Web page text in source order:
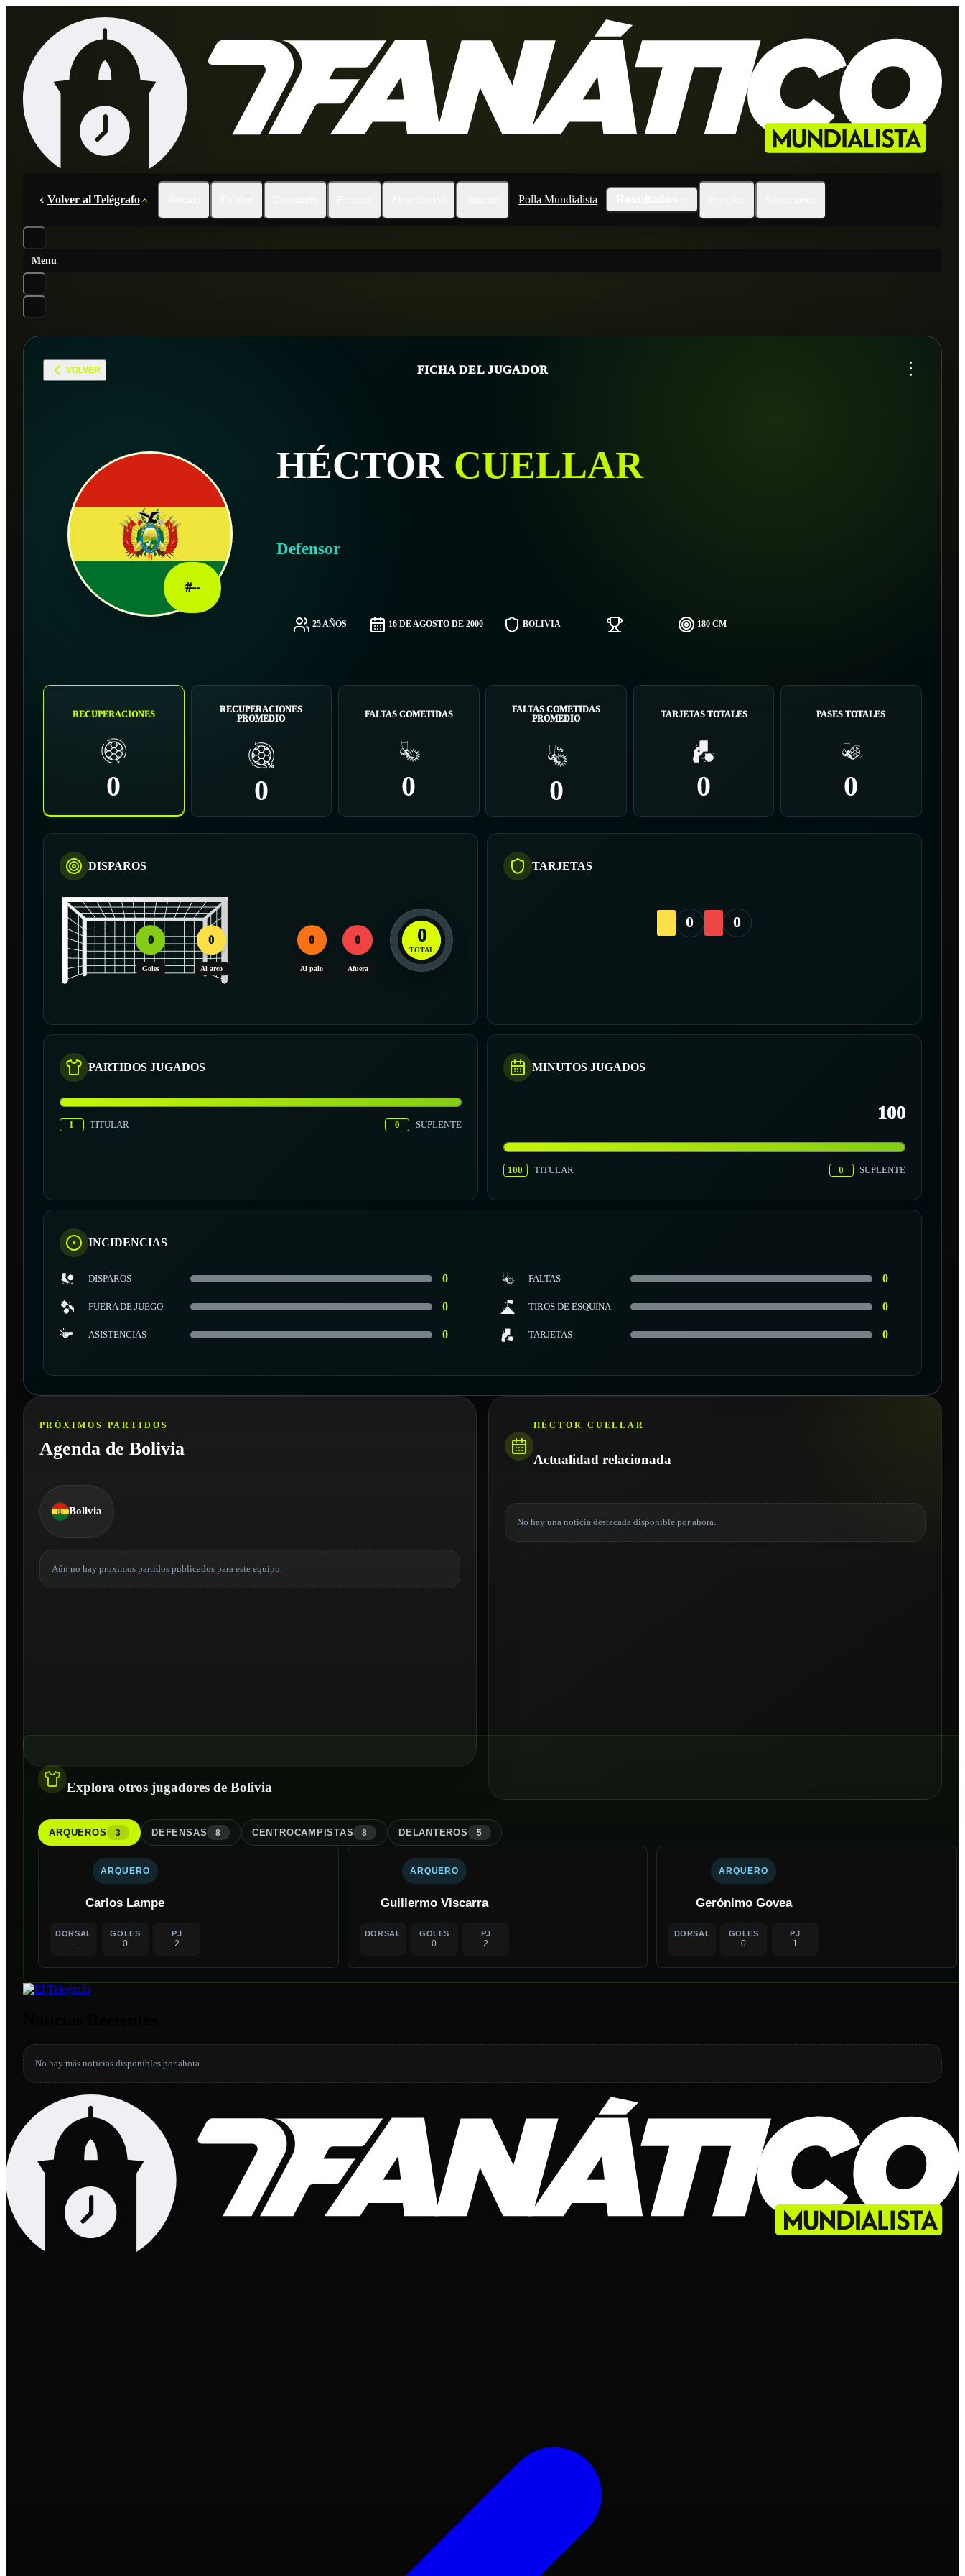
Volver al Telégrafo Polla Mundialista
Menu
VOLVER FICHA DEL JUGADOR ...
#--
HÉCTOR CUELLAR
Defensor
25 AÑOS 16 DE AGOSTO DE 2000 BOLIVIA - 180 CM
RECUPERACIONES
0
RECUPERACIONES
PROMEDIO
0
FALTAS COMETIDAS
0
FALTAS COMETIDAS
PROMEDIO
0
TARJETAS TOTALES
0
PASES TOTALES
0
DISPAROS
0
Goles
0
Al arco
0
Al palo
0
Afuera
0
TOTAL
TARJETAS
0 0
PARTIDOS JUGADOS
1 TITULAR 0 SUPLENTE
MINUTOS JUGADOS
100
100 TITULAR 0 SUPLENTE
INCIDENCIAS
DISPAROS 0 FALTAS 0
FUERA DE JUEGO 0 TIROS DE ESQUINA 0
ASISTENCIAS 0 TARJETAS 0
PRÓXIMOS PARTIDOS
Agenda de Bolivia
Bolivia
Aún no hay proximos partidos publicados para este equipo.
HÉCTOR CUELLAR
Actualidad relacionada
No hay una noticia destacada disponible por ahora.
Explora otros jugadores de Bolivia
ARQUEROS 3 DEFENSAS 8 CENTROCAMPISTAS 8 DELANTEROS 5
ARQUERO
Carlos Lampe
DORSAL
--
GOLES
0
PJ
2
ARQUERO
Guillermo Viscarra
DORSAL
--
GOLES
0
PJ
2
ARQUERO
Gerónimo Govea
DORSAL
--
GOLES
0
PJ
1
No hay más noticias disponibles por ahora.